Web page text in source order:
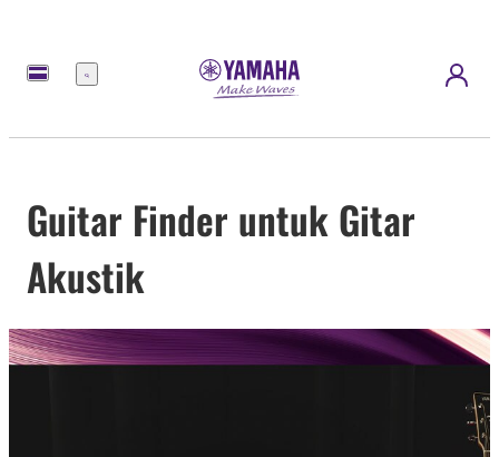
Menu
Guitar Finder untuk Gitar
Akustik